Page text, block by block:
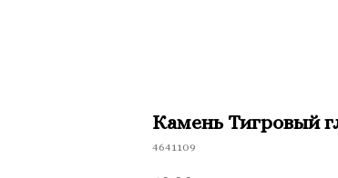
Камень Тигровый
4641109